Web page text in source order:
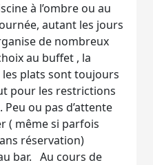
à l’ombre ou au
autant les jours
de nombreux
au buffet , la
plats sont toujours
pour les restrictions
ou pas d’attente
( même si parfois
réservation)
bar. Au cours de